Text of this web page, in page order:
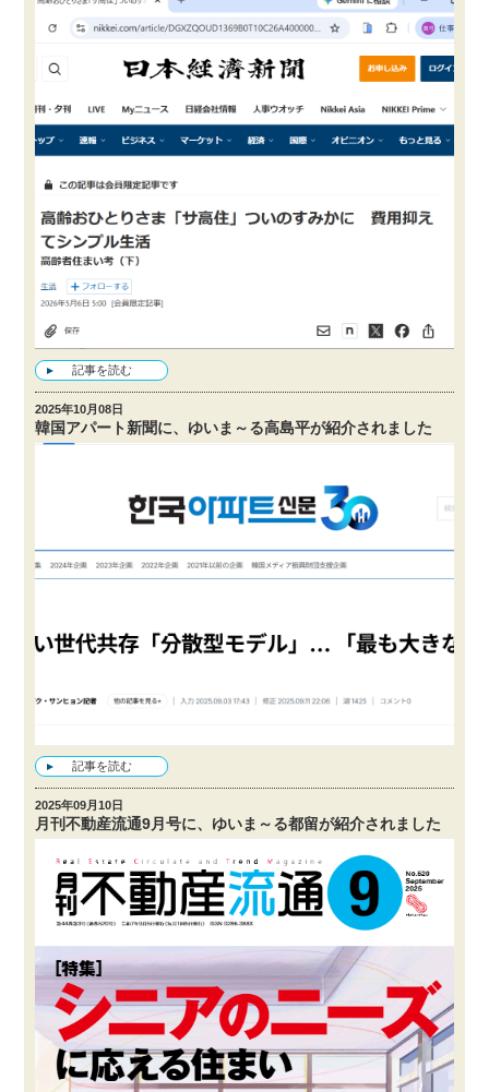
記事を読む
2025年10月08日
韓国アパート新聞に、ゆいま～る高島平が紹介されました
記事を読む
2025年09月10日
月刊不動産流通9月号に、ゆいま～る都留が紹介されました